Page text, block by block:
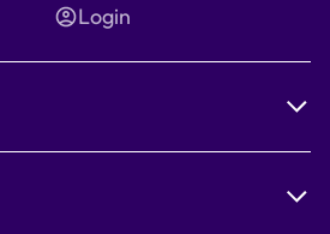
Login